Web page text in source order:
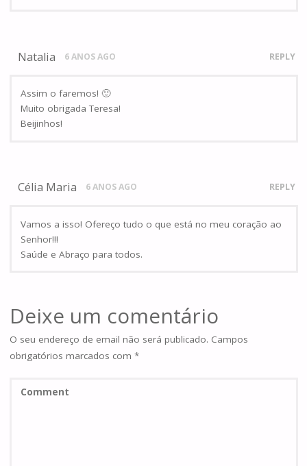
Natalia 6 ANOS AGO REPLY
Assim o faremos! 🙂
Muito obrigada Teresa!
Beijinhos!
Célia Maria 6 ANOS AGO REPLY
Vamos a isso! Ofereço tudo o que está no meu coração ao
Senhor!!!
Saúde e Abraço para todos.
Deixe um comentário
O seu endereço de email não será publicado. Campos
obrigatórios marcados com *